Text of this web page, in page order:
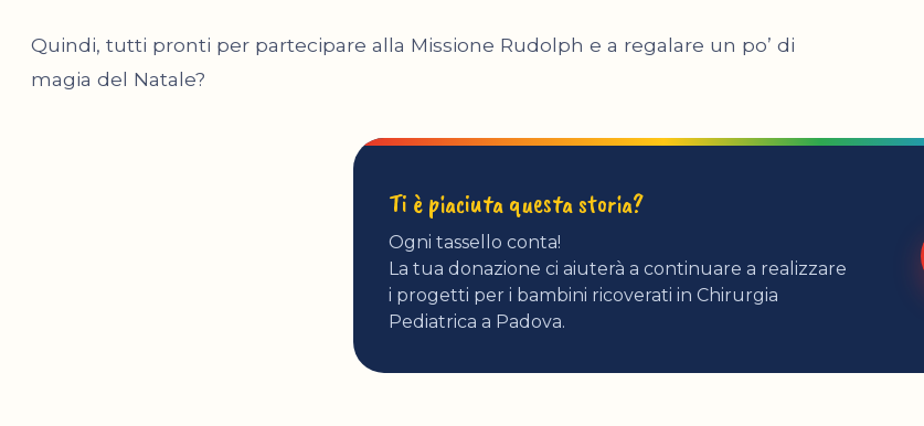
Quindi, tutti pronti per partecipare alla Missione Rudolph e a regalare un po’ di
magia del Natale?
Ti è piaciuta questa storia?
Ogni tassello conta!
La tua donazione ci aiuterà a continuare a realizzare
i progetti per i bambini ricoverati in Chirurgia
Pediatrica a Padova.